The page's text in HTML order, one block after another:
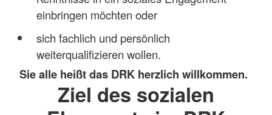
einbringen möchten oder
sich fachlich und persönlich
weiterqualifizieren wollen.
Sie alle heißt das DRK herzlich willkommen.
Ziel des sozialen